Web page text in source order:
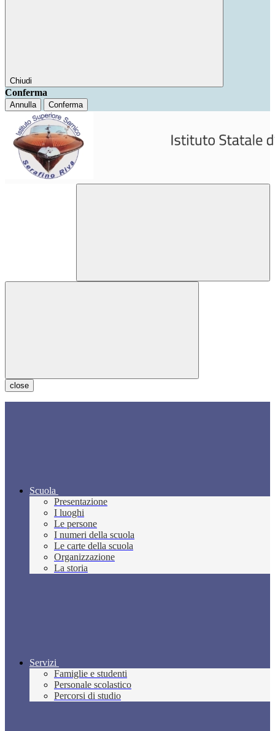
Chiudi
Conferma
Annulla Conferma
close
Scuola
Presentazione
I luoghi
Le persone
I numeri della scuola
Le carte della scuola
Organizzazione
La storia
Servizi
Famiglie e studenti
Personale scolastico
Percorsi di studio